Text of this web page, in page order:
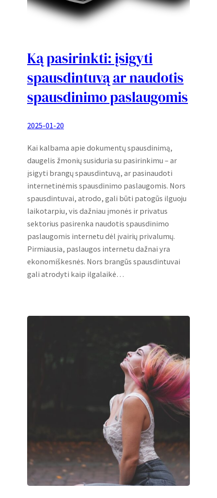
Ką pasirinkti: įsigyti
spausdintuvą ar naudotis
spausdinimo paslaugomis
2025-01-20
Kai kalbama apie dokumentų spausdinimą,
daugelis žmonių susiduria su pasirinkimu – ar
įsigyti brangų spausdintuvą, ar pasinaudoti
internetinėmis spausdinimo paslaugomis. Nors
spausdintuvai, atrodo, gali būti patogūs ilguoju
laikotarpiu, vis dažniau įmonės ir privatus
sektorius pasirenka naudotis spausdinimo
paslaugomis internetu dėl įvairių privalumų.
Pirmiausia, paslaugos internetu dažnai yra
ekonomiškesnės. Nors brangūs spausdintuvai
gali atrodyti kaip ilgalaikė…